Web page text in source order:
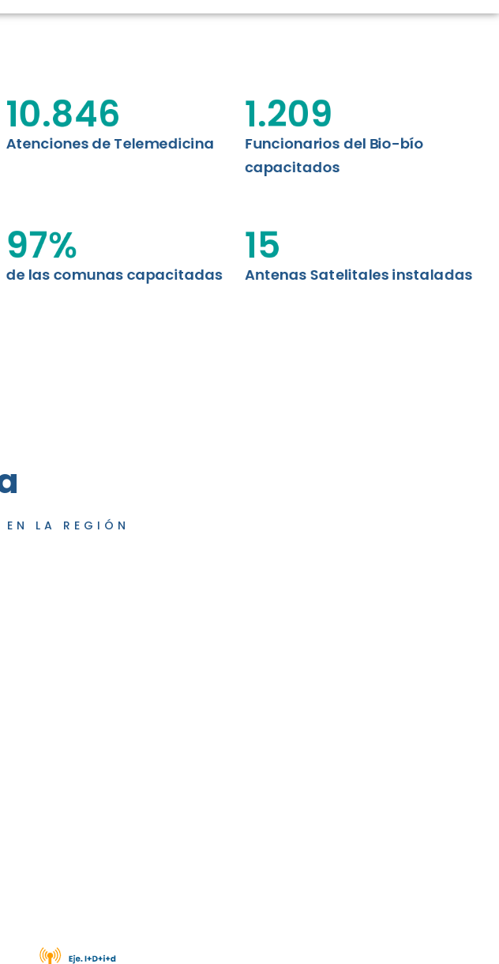
EN
I+D+I+E
Atenciones de Telemedicina
10.846
Funcionarios del Bio-bío
capacitados
1.209
de las comunas capacitadas
97%
Antenas Satelitales instaladas
15
LA REGIÓN